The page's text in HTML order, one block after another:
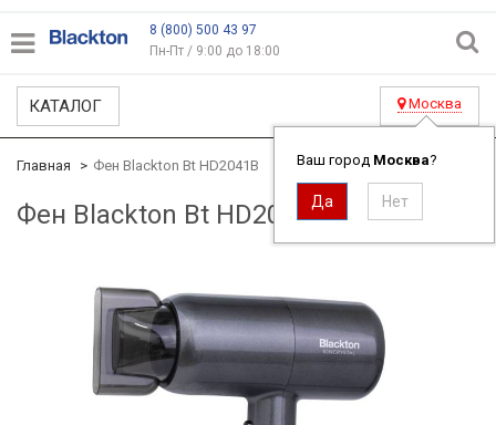
8 (800) 500 43 97
Пн-Пт / 9:00 до 18:00
КАТАЛОГ Москва
Ваш город Москва?
Главная Фен Blackton Bt HD2041B
Фен Blackton Bt HD2041B ID#3439